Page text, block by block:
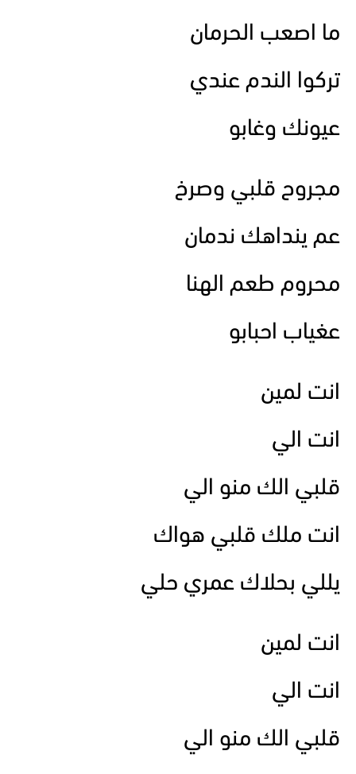
ما اصعب الحرمان
تركوا الندم عندي
عيونك وغابو
مجروح قلبي وصرخ
عم ينداهك ندمان
محروم طعم الهنا
عغياب احبابو
انت لمين
انت الي
قلبي الك منو الي
انت ملك قلبي هواك
يللي بحلاك عمري حلي
انت لمين
انت الي
قلبي الك منو الي